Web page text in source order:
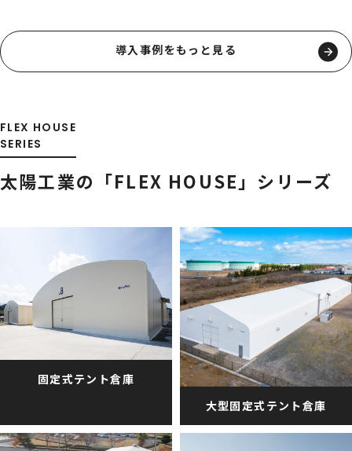
導入事例をもっと見る
FLEX HOUSE
SERIES
太陽工業の「FLEX HOUSE」シリーズ
固定式テント倉庫
大型固定式テント倉庫